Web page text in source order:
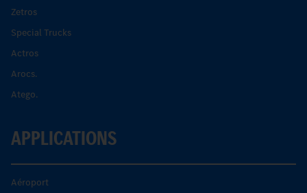
Zetros
Special Trucks
Actros
Arocs.
Atego.
APPLICATIONS
Aéroport